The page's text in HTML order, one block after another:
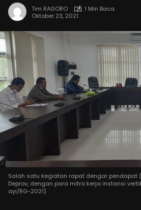
Tim RAGORO
1 Min Baca
Oktober 23, 2021
Salah satu kegiatan rapat dengar pendapat
Deprov, dengan para mitra kerja instansi
ayi/RG-2021)